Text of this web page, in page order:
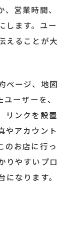
営業時間、
します。ユー
えることが大
ページ、地図
ーザーを、
リンクを設置
やアカウント
のお店に行っ
りやすいプロ
なります。